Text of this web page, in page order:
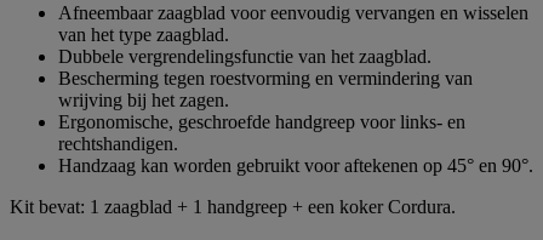
Afneembaar zaagblad voor eenvoudig vervangen en wisselen
van het type zaagblad.
Dubbele vergrendelingsfunctie van het zaagblad.
Bescherming tegen roestvorming en vermindering van
wrijving bij het zagen.
Ergonomische, geschroefde handgreep voor links- en
rechtshandigen.
Handzaag kan worden gebruikt voor aftekenen op 45° en 90°.
Kit bevat: 1 zaagblad + 1 handgreep + een koker Cordura.